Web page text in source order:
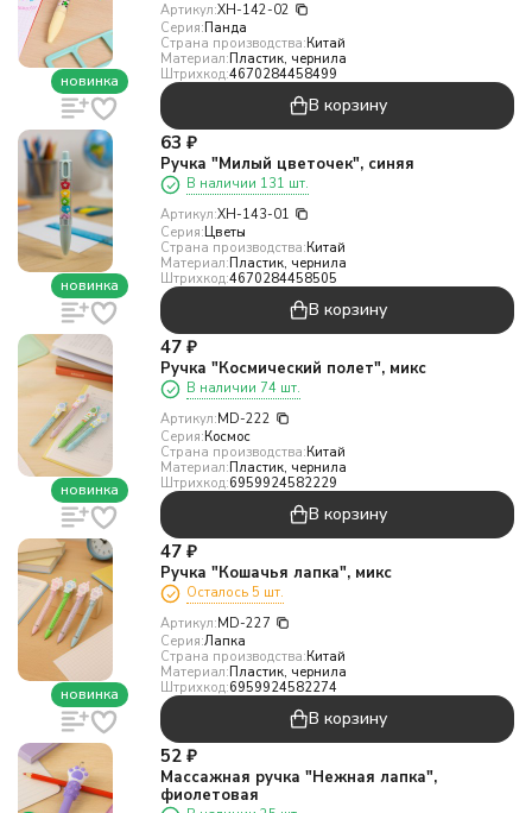
новинка
Артикул:XH-142-02
Серия:Панда
Страна производства:Китай
Материал:Пластик, чернила
Штрихкод:4670284458499
В корзину
новинка
63 ₽
Ручка "Милый цветочек", синяя
В наличии 131 шт.
Артикул:XH-143-01
Серия:Цветы
Страна производства:Китай
Материал:Пластик, чернила
Штрихкод:4670284458505
В корзину
новинка
47 ₽
Ручка "Космический полет", микс
В наличии 74 шт.
Артикул:MD-222
Серия:Космос
Страна производства:Китай
Материал:Пластик, чернила
Штрихкод:6959924582229
В корзину
новинка
47 ₽
Ручка "Кошачья лапка", микс
Осталось 5 шт.
Артикул:MD-227
Серия:Лапка
Страна производства:Китай
Материал:Пластик, чернила
Штрихкод:6959924582274
В корзину
52 ₽
Массажная ручка "Нежная лапка",
фиолетовая